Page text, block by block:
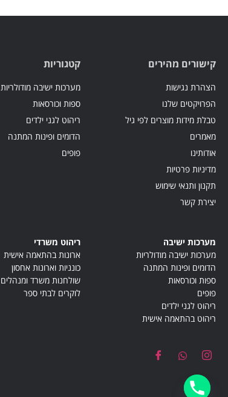
קישורים מהירים
הצהרת נגישות
הפרויקטים שלנו
טבלת מידות מוצרים לפי גיל
מאמרים
אודותינו
מדיניות פרטיות
תקנון ותנאי שימוש
יצירת קשר
קטגוריות
מערכות ישיבה מודולריות
ספות וכורסאות
ריהוט לגני ילדים
הדומים ופינות המתנה
פופים
מערכות ישיבה
מערכות ישיבה מודולריות
הדומים ופינות המתנה
ספות וכורסאות
פופים
ריהוט לגני ילדים
ריהוט בהתאמה אישית
ריהוט משרדי
ארונות בהתאמה אישית
כונניות וארונות אחסון
שולחנות משרד ומנהלים
לוקרים לבתי ספר